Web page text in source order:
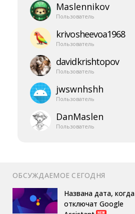
Maslennikov
Пользователь
krivosheevoa1968
Пользователь
davidkrishtopov
Пользователь
jwswnhshh
Пользователь
DanMaslen
Пользователь
ОБСУЖДАЕМОЕ СЕГОДНЯ
Названа дата, когда
отключат Google